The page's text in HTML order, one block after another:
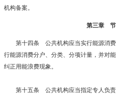
机构备案。
第三章 节
第十四条 公共机构应当实行能源消费
行能源消费分户、分类、分项计量，并对
纠正用能浪费现象。
第十五条 公共机构应当指定专人负责